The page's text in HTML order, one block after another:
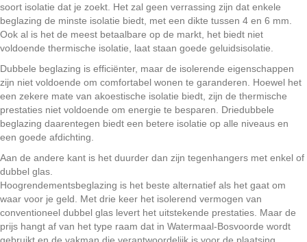
soort isolatie dat je zoekt. Het zal geen verrassing zijn dat enkele
beglazing de minste isolatie biedt, met een dikte tussen 4 en 6 mm.
Ook al is het de meest betaalbare op de markt, het biedt niet
voldoende thermische isolatie, laat staan goede geluidsisolatie.
Dubbele beglazing is efficiënter, maar de isolerende eigenschappen
zijn niet voldoende om comfortabel wonen te garanderen. Hoewel het
een zekere mate van akoestische isolatie biedt, zijn de thermische
prestaties niet voldoende om energie te besparen. Driedubbele
beglazing daarentegen biedt een betere isolatie op alle niveaus en
een goede afdichting.
Aan de andere kant is het duurder dan zijn tegenhangers met enkel of
dubbel glas.
Hoogrendementsbeglazing is het beste alternatief als het gaat om
waar voor je geld. Met drie keer het isolerend vermogen van
conventioneel dubbel glas levert het uitstekende prestaties. Maar de
prijs hangt af van het type raam dat in Watermaal-Bosvoorde wordt
gebruikt en de vakman die verantwoordelijk is voor de plaatsing.